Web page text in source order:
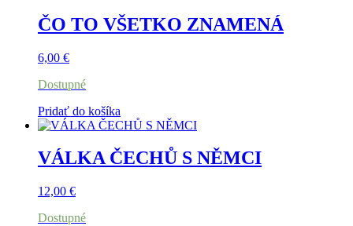
ČO TO VŠETKO ZNAMENÁ
6,00 €
Dostupné
Pridať do košíka
VÁLKA ČECHŮ S NĚMCI
12,00 €
Dostupné